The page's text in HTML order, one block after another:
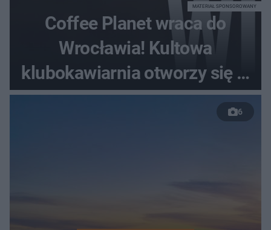
Coffee Planet wraca do
Wrocławia! Kultowa
klubokawiarnia otworzy się w
nowym miejscu
MATERIAŁ SPONSOROWANY
6